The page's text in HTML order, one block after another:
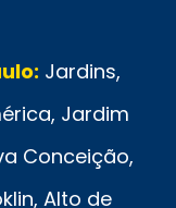
Jardins,
Jardim
Conceição,
Alto de